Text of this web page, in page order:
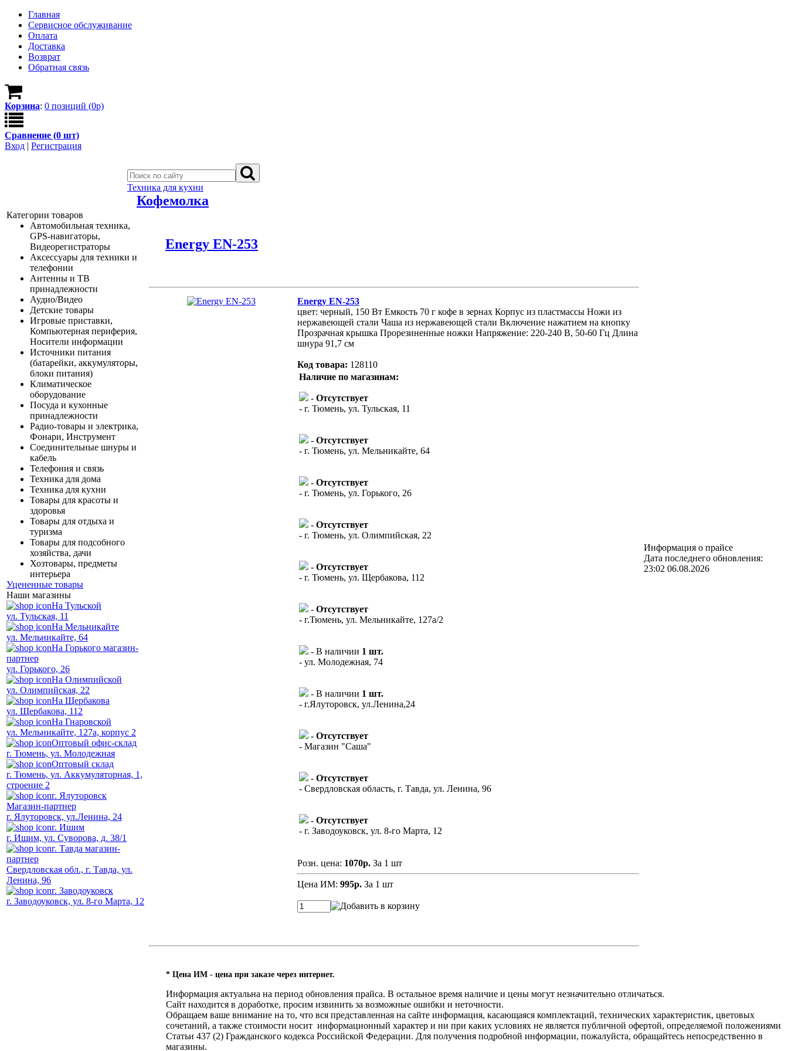
Главная
Сервисное обслуживание
Оплата
Доставка
Возврат
Обратная связь
Корзина: 0 позиций (0р)
Сравнение (0 шт)
Вход | Регистрация
Категории товаров
Автомобильная техника,
GPS-навигаторы,
Видеорегистраторы
Аксессуары для техники и
телефонии
Антенны и ТВ
принадлежности
Аудио/Видео
Детские товары
Игровые приставки,
Компьютерная периферия,
Носители информации
Источники питания
(батарейки, аккумуляторы,
блоки питания)
Климатическое
оборудование
Посуда и кухонные
принадлежности
Радио-товары и электрика,
Фонари, Инструмент
Соединительные шнуры и
кабель
Телефония и связь
Техника для дома
Техника для кухни
Товары для красоты и
здоровья
Товары для отдыха и
туризма
Товары для подсобного
хозяйства, дачи
Хозтовары, предметы
интерьера
Уцененные товары
Наши магазины
На Тульской
ул. Тульская, 11
На Мельникайте
ул. Мельникайте, 64
На Горького магазин-
партнер
ул. Горького, 26
На Олимпийской
ул. Олимпийская, 22
На Щербакова
ул. Щербакова, 112
На Гнаровской
ул. Мельникайте, 127а, корпус 2
Оптовый офис-склад
г. Тюмень, ул. Молодежная
Оптовый склад
г. Тюмень, ул. Аккумуляторная, 1,
строение 2
г. Ялуторовск
Магазин-партнер
г. Ялуторовск, ул.Ленина, 24
г. Ишим
г. Ишим, ул. Суворова, д. 38/1
г. Тавда магазин-
партнер
Свердловская обл., г. Тавда, ул.
Ленина, 96
г. Заводоуковск
г. Заводоуковск, ул. 8-го Марта, 12
Техника для кухни
Кофемолка
Energy EN-253
Energy EN-253
цвет: черный, 150 Вт Емкость 70 г кофе в зернах Корпус из пластмассы Ножи из
нержавеющей стали Чаша из нержавеющей стали Включение нажатием на кнопку
Прозрачная крышка Прорезиненные ножки Напряжение: 220-240 В, 50-60 Гц Длина
шнура 91,7 см
Код товара: 128110
Наличие по магазинам:
- Отсутствует
- г. Тюмень, ул. Тульская, 11
- Отсутствует
- г. Тюмень, ул. Мельникайте, 64
- Отсутствует
- г. Тюмень, ул. Горького, 26
- Отсутствует
- г. Тюмень, ул. Олимпийская, 22
- Отсутствует
- г. Тюмень, ул. Щербакова, 112
- Отсутствует
- г.Тюмень, ул. Мельникайте, 127а/2
- В наличии 1 шт.
- ул. Молодежная, 74
- В наличии 1 шт.
- г.Ялуторовск, ул.Ленина,24
- Отсутствует
- Магазин "Саша"
- Отсутствует
- Свердловская область, г. Тавда, ул. Ленина, 96
- Отсутствует
- г. Заводоуковск, ул. 8-го Марта, 12
Розн. цена: 1070р. За 1 шт
Цена ИМ: 995р. За 1 шт
Информация о прайсе
Дата последнего обновления:
23:02 06.08.2026
* Цена ИМ - цена при заказе через интернет.
Информация актуальна на период обновления прайса. В остальное время наличие и цены могут незначительно отличаться.
Сайт находится в доработке, просим извинить за возможные ошибки и неточности.
Обращаем ваше внимание на то, что вся представленная на сайте информация, касающаяся комплектаций, технических характеристик, цветовых
сочетаний, а также стоимости носит информационный характер и ни при каких условиях не является публичной офертой, определяемой положениями
Статьи 437 (2) Гражданского кодекса Российской Федерации. Для получения подробной информации, пожалуйста, обращайтесь непосредственно в
магазины.